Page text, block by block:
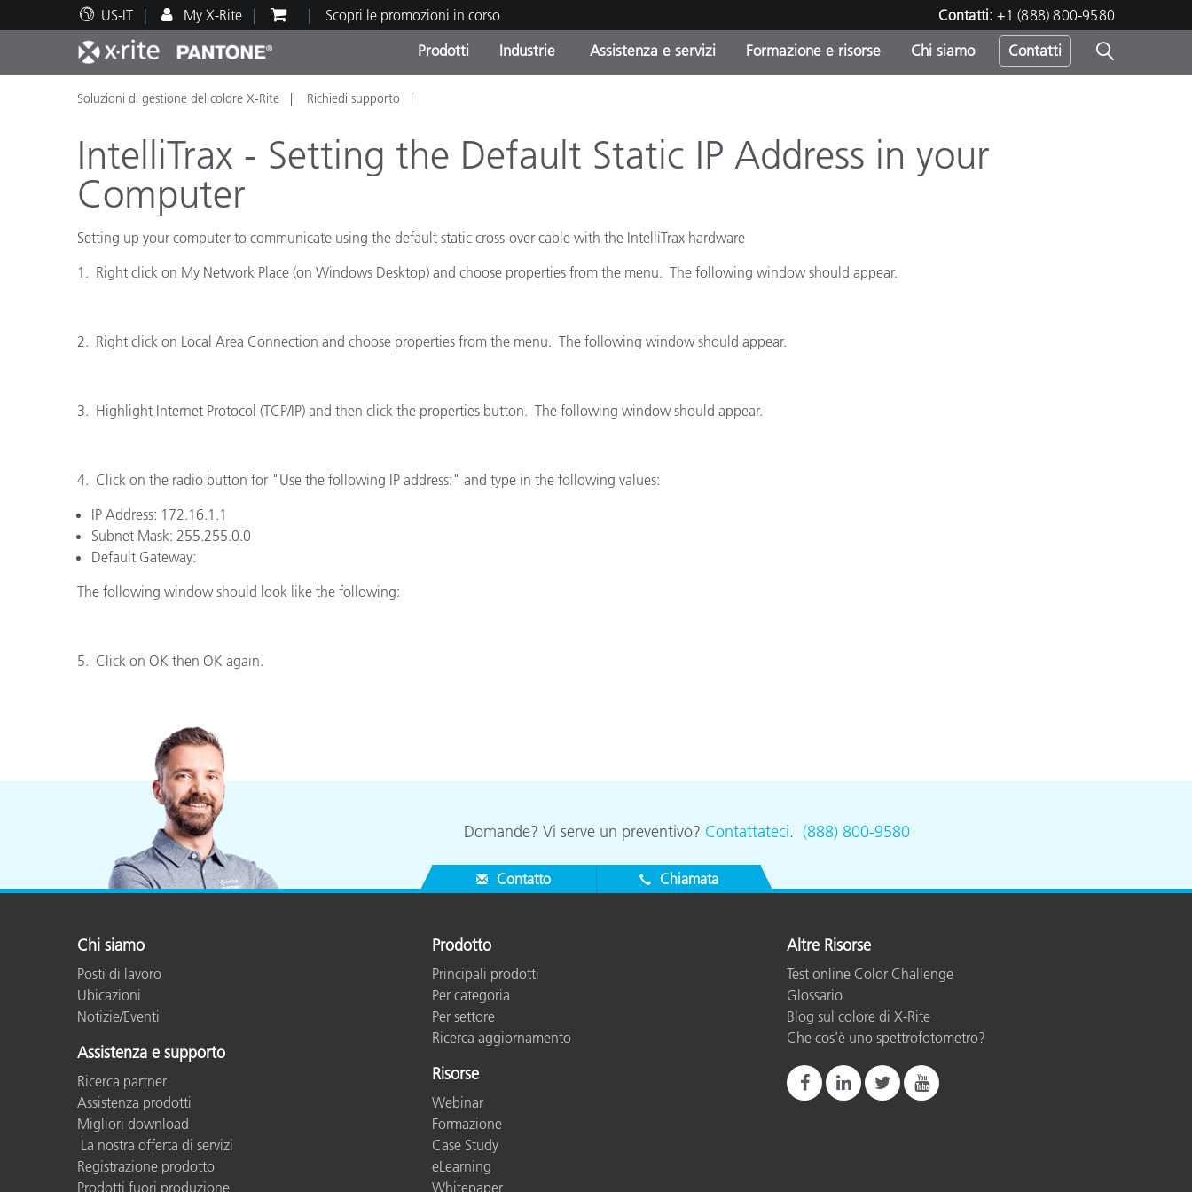
US-IT My X-Rite Scopri le promozioni in corso Contatti: +1 (888) 800-9580
Prodotti
Principali prodotti Categorie di Prodotto
Promozioni in corso
Industrie
Stampa e Packaging
Automotive
Plastica
Vernici e Rivestimenti
Tessile
Confezionati
Biofarmaceutica
Materiali per l’edilizia
Assistenza e servizi
Supporto tecnico Assistenza e manutenzione
Formazione e risorse
Risorse didattiche Formazione
Brand Experience Center
Chi siamo Contatti
Soluzioni di gestione del colore X-Rite Richiedi supporto
IntelliTrax - Setting the Default Static IP Address in your
Computer
Setting up your computer to communicate using the default static cross-over cable with the IntelliTrax hardware
1. Right click on My Network Place (on Windows Desktop) and choose properties from the menu. The following window should appear.
2. Right click on Local Area Connection and choose properties from the menu. The following window should appear.
3. Highlight Internet Protocol (TCP/IP) and then click the properties button. The following window should appear.
4. Click on the radio button for "Use the following IP address:" and type in the following values:
IP Address: 172.16.1.1
Subnet Mask: 255.255.0.0
Default Gateway:
The following window should look like the following:
5. Click on OK then OK again.
Domande? Vi serve un preventivo? Contattateci. (888) 800-9580
Contatto Chiamata
Chi siamo
Posti di lavoro
Ubicazioni
Notizie/Eventi
Assistenza e supporto
Ricerca partner
Assistenza prodotti
Migliori download
La nostra offerta di servizi
Registrazione prodotto
Prodotti fuori produzione
Prodotto
Principali prodotti
Per categoria
Per settore
Ricerca aggiornamento
Risorse
Webinar
Formazione
Case Study
eLearning
Whitepaper
Altre Risorse
Test online Color Challenge
Glossario
Blog sul colore di X-Rite
Che cos’è uno spettrofotometro?